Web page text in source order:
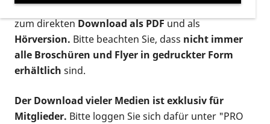
postalischen Bestellung als gedruckte Variante
zum direktenDownload als PDFund als
Hörversion. Bitte beachten Sie, dass nicht immer
alle Broschüren und Flyer in gedruckter Form
erhältlich sind.
Der Download vieler Medien ist exklusiv für
Mitglieder. Bitte loggen Sie sich dafür unter "PRO